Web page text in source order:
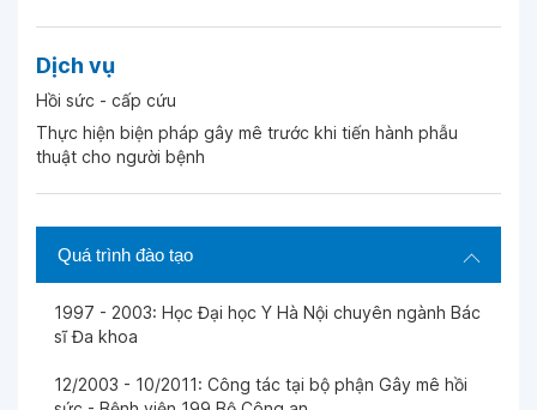
Dịch vụ
Hồi sức - cấp cứu
Thực hiện biện pháp gây mê trước khi tiến hành phẫu
thuật cho người bệnh
Quá trình đào tạo
1997 - 2003: Học Đại học Y Hà Nội chuyên ngành Bác
sĩ Đa khoa
12/2003 - 10/2011: Công tác tại bộ phận Gây mê hồi